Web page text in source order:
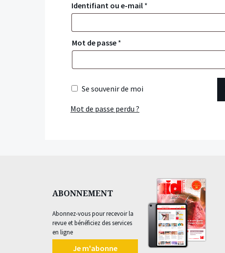
Identifiant ou e-mail *
Mot de passe *
Se souvenir de moi
Mot de passe perdu ?
ABONNEMENT
Abonnez-vous pour recevoir la
revue et bénéficiez des services
en ligne
Je m'abonne